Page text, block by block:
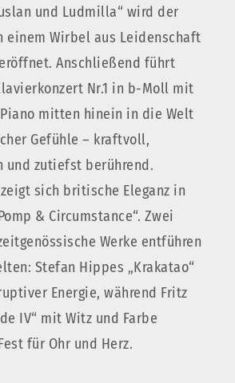
und Ludmilla“ wird der
einem Wirbel aus Leidenschaft
Anschließend führt
Nr.1 in b-Moll mit
mitten hinein in die Welt
Gefühle – kraftvoll,
zutiefst berührend.
sich britische Eleganz in
& Circumstance“. Zwei
Werke entführen
Stefan Hippes „Krakatao“
Energie, während Fritz
IV“ mit Witz und Farbe
für Ohr und Herz.